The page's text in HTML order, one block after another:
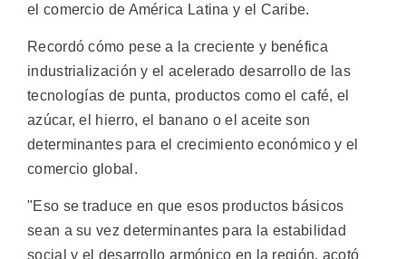
el comercio de América Latina y el Caribe.
Recordó cómo pese a la creciente y benéfica
industrialización y el acelerado desarrollo de las
tecnologías de punta, productos como el café, el
azúcar, el hierro, el banano o el aceite son
determinantes para el crecimiento económico y el
comercio global.
"Eso se traduce en que esos productos básicos
sean a su vez determinantes para la estabilidad
social y el desarrollo armónico en la región, acotó